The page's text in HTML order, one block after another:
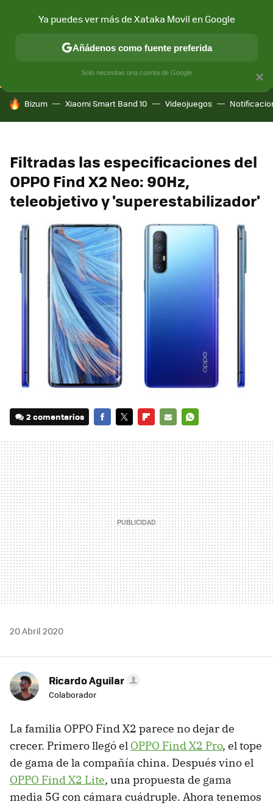
CONECTIVIDAD MÓVIL Y SOCIEDAD APLICACIONES
HOY SE HABLA DE
Bizum Xiaomi Smart Band 10 Videojuegos
Filtradas las especificaciones del
OPPO Find X2 Neo: 90Hz,
teleobjetivo y 'superestabilizador'
2 comentarios
MAIL
20 Abril 2020
Ricardo Aguilar
Colaborador
La familia OPPO Find X2 parece no dejar de
crecer. Primero llegó el OPPO Find X2 Pro, el tope
de gama de la compañía china. Después vino el
OPPO Find X2 Lite, una propuesta de gama
media 5G con cámara cuádruple. Ahora tenemos
×
Ya puedes ver más de Xataka Movil en Google
Añádenos como fuente preferida
Solo necesitas una cuenta de Google